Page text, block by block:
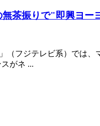
茶振りで"即興ヨ
（フジテレビ系）では
がネ ...